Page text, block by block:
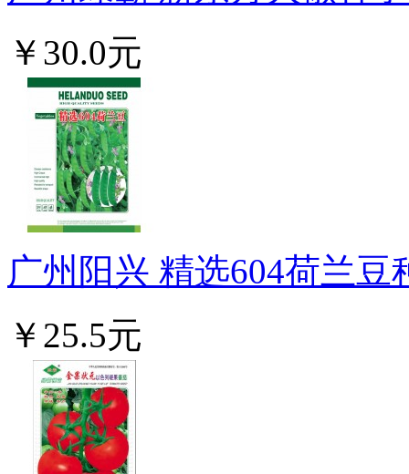
￥30.0元
广州阳兴 精选604荷兰豆
￥25.5元